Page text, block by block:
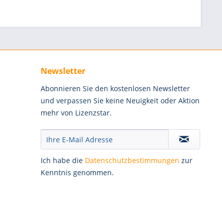
Newsletter
Abonnieren Sie den kostenlosen Newsletter
und verpassen Sie keine Neuigkeit oder Aktion
mehr von Lizenzstar.
Ich habe die Datenschutzbestimmungen zur
Kenntnis genommen.